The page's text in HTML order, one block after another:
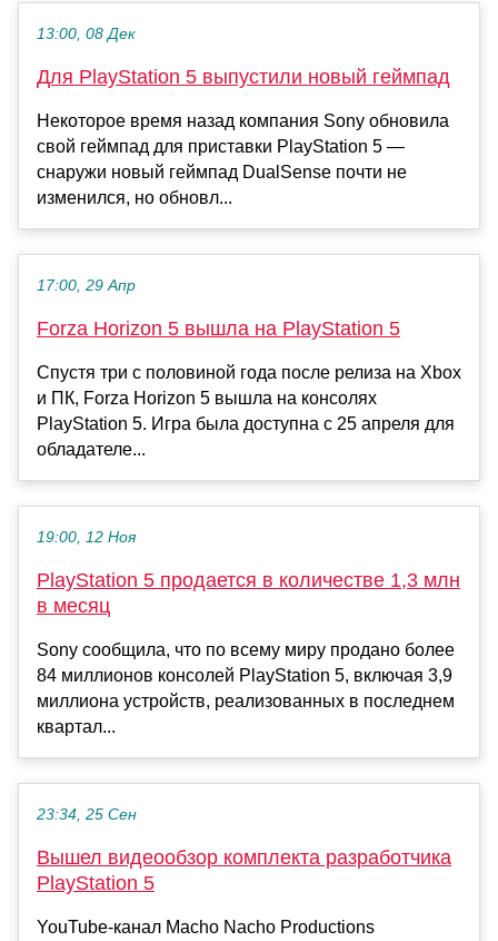
13:00, 08 Дек
Для PlayStation 5 выпустили новый геймпад
Некоторое время назад компания Sony обновила
свой геймпад для приставки PlayStation 5 —
снаружи новый геймпад DualSense почти не
изменился, но обновл...
17:00, 29 Апр
Forza Horizon 5 вышла на PlayStation 5
Спустя три с половиной года после релиза на Xbox
и ПК, Forza Horizon 5 вышла на консолях
PlayStation 5. Игра была доступна с 25 апреля для
обладателе...
19:00, 12 Ноя
PlayStation 5 продается в количестве 1,3 млн
в месяц
Sony сообщила, что по всему миру продано более
84 миллионов консолей PlayStation 5, включая 3,9
миллиона устройств, реализованных в последнем
квартал...
23:34, 25 Сен
Вышел видеообзор комплекта разработчика
PlayStation 5
YouTube-канал Macho Nacho Productions